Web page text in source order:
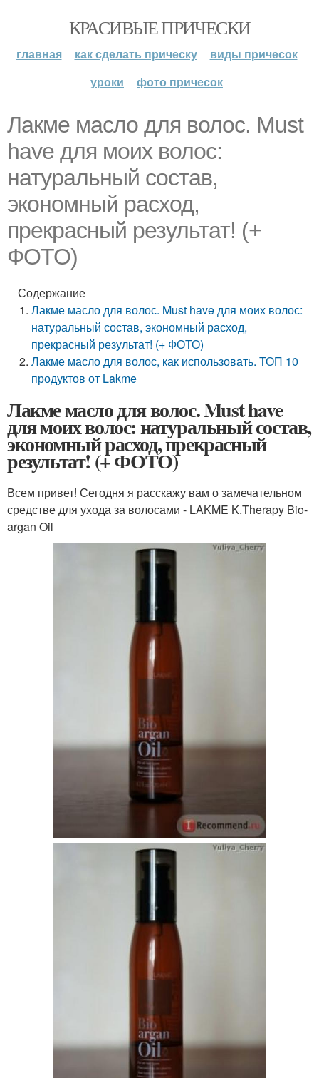
КРАСИВЫЕ ПРИЧЕСКИ
главная как сделать прическу
виды причесок
уроки
фото причесок
Лакме масло для волос. Must
have для моих волос:
натуральный состав,
экономный расход,
прекрасный результат! (+
ФОТО)
Содержание
Лакме масло для волос. Must have для моих волос:
натуральный состав, экономный расход,
прекрасный результат! (+ ФОТО)
Лакме масло для волос, как использовать. ТОП 10
продуктов от Lakme
Лакме масло для волос. Must have
для моих волос: натуральный состав,
экономный расход, прекрасный
результат! (+ ФОТО)
Всем привет! Сегодня я расскажу вам о замечательном
средстве для ухода за волосами - LAKME K.Therapy Bio-
argan Oil